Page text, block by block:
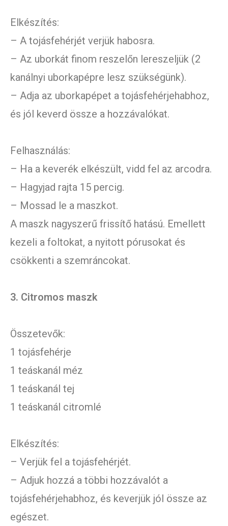
Elkészítés:
– A tojásfehérjét verjük habosra.
– Az uborkát finom reszelőn lereszeljük (2
kanálnyi uborkapépre lesz szükségünk).
– Adja az uborkapépet a tojásfehérjehabhoz,
és jól keverd össze a hozzávalókat.
Felhasználás:
– Ha a keverék elkészült, vidd fel az arcodra.
– Hagyjad rajta 15 percig.
– Mossad le a maszkot.
A maszk nagyszerű frissítő hatású. Emellett
kezeli a foltokat, a nyitott pórusokat és
csökkenti a szemráncokat.
3. Citromos maszk
Összetevők:
1 tojásfehérje
1 teáskanál méz
1 teáskanál tej
1 teáskanál citromlé
Elkészítés:
– Verjük fel a tojásfehérjét.
– Adjuk hozzá a többi hozzávalót a
tojásfehérjehabhoz, és keverjük jól össze az
egészet.